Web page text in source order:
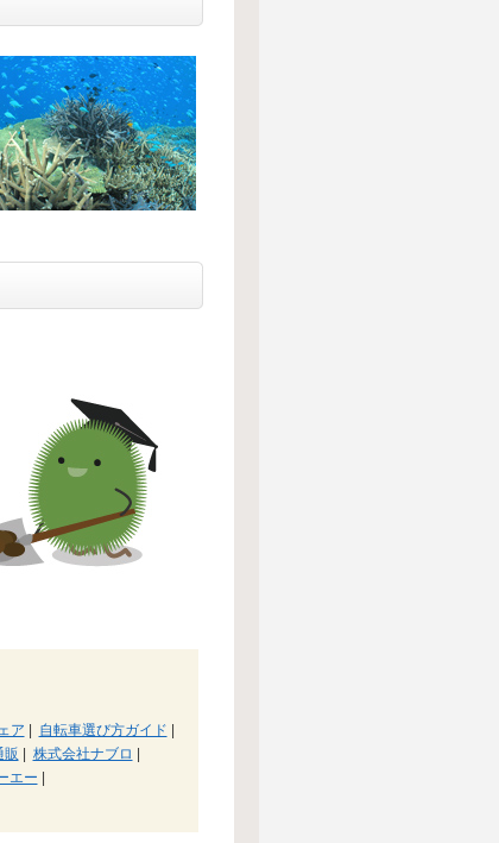
ア 自転車選び方ガイド
販 株式会社ナブロ
エー